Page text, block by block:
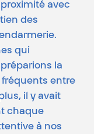
avec
des
qui
la
entre
il y avait
chaque
à nos